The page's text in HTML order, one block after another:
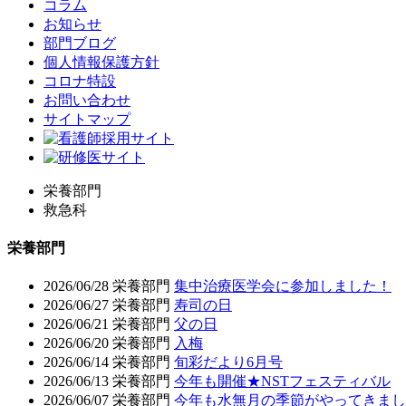
コラム
お知らせ
部門ブログ
個人情報保護方針
コロナ特設
お問い合わせ
サイトマップ
栄養部門
救急科
栄養部門
2026/06/28 栄養部門 集中治療医学会に参加しました！
2026/06/27 栄養部門 寿司の日
2026/06/21 栄養部門 父の日
2026/06/20 栄養部門 入梅
2026/06/14 栄養部門 旬彩だより6月号
2026/06/13 栄養部門 今年も開催★NSTフェスティバル
2026/06/07 栄養部門 今年も水無月の季節がやってきま